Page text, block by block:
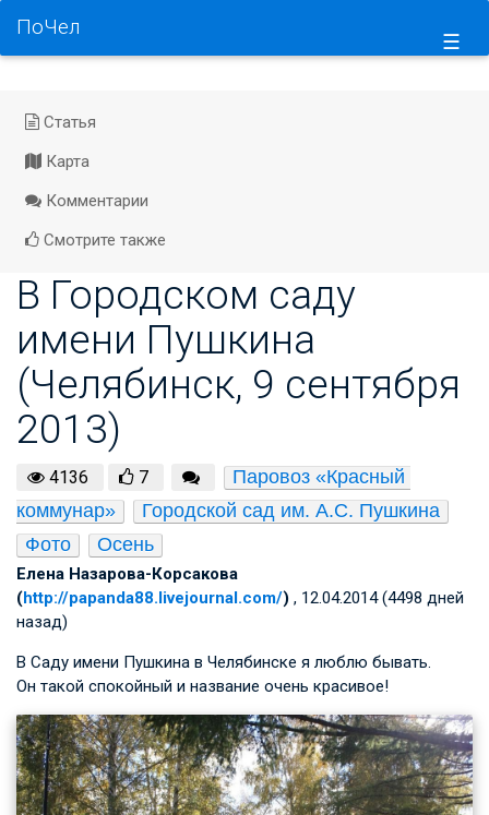
☰
ПоЧел
Статья
Карта
Комментарии
Смотрите также
В Городском саду
имени Пушкина
(Челябинск, 9 сентября
2013)
4136 7
Паровоз «Красный
коммунар»
Городской сад им. А.С. Пушкина
Фото
Осень
Елена Назарова-Корсакова
(http://papanda88.livejournal.com/) , 12.04.2014 (4498 дней
назад)
В Саду имени Пушкина в Челябинске я люблю бывать.
Он такой спокойный и название очень красивое!